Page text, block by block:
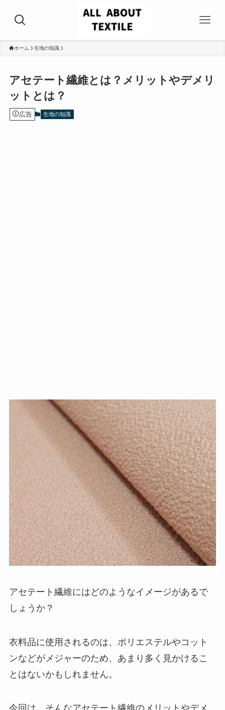
ホーム 生地の知識
アセテート繊維とは？メリットやデメリ
ットとは？
広告 生地の知識
アセテート繊維にはどのようなイメージがあるで
しょうか？
衣料品に使用されるのは、ポリエステルやコット
ンなどがメジャーのため、あまり多く見かけるこ
とはないかもしれません。